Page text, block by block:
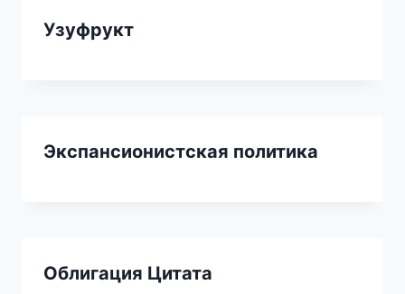
Узуфрукт
Экспансионистская политика
Облигация Цитата